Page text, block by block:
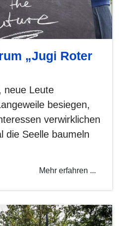
„Jugi Roter
neue Leute
besiegen,
verwirklichen
die Seelle baumeln
Mehr erfahren ...